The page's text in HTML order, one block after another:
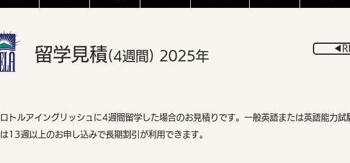
留学見積(4週間) 2025年
ロトルアイングリッシュに4週間留学した場合のお見積りです。一般英語または英語能力試
は13週以上のお申し込みで長期割引が利用できます。